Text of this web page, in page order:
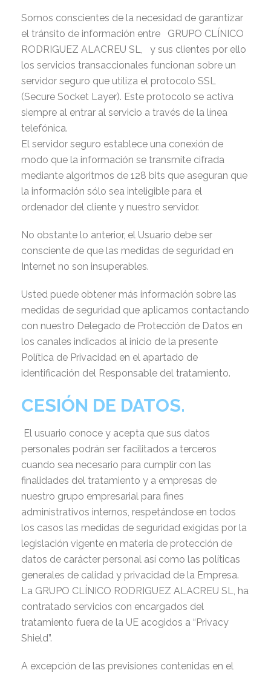
Somos conscientes de la necesidad de garantizar
el tránsito de información entre GRUPO CLÍNICO
RODRIGUEZ ALACREU SL, y sus clientes por ello
los servicios transaccionales funcionan sobre un
servidor seguro que utiliza el protocolo SSL
(Secure Socket Layer). Este protocolo se activa
siempre al entrar al servicio a través de la línea
telefónica.
El servidor seguro establece una conexión de
modo que la información se transmite cifrada
mediante algoritmos de 128 bits que aseguran que
la información sólo sea inteligible para el
ordenador del cliente y nuestro servidor.
No obstante lo anterior, el Usuario debe ser
consciente de que las medidas de seguridad en
Internet no son insuperables.
Usted puede obtener más información sobre las
medidas de seguridad que aplicamos contactando
con nuestro Delegado de Protección de Datos en
los canales indicados al inicio de la presente
Política de Privacidad en el apartado de
identificación del Responsable del tratamiento.
CESIÓN DE DATOS.
El usuario conoce y acepta que sus datos
personales podrán ser facilitados a terceros
cuando sea necesario para cumplir con las
finalidades del tratamiento y a empresas de
nuestro grupo empresarial para fines
administrativos internos, respetándose en todos
los casos las medidas de seguridad exigidas por la
legislación vigente en materia de protección de
datos de carácter personal así como las políticas
generales de calidad y privacidad de la Empresa.
La GRUPO CLÍNICO RODRIGUEZ ALACREU SL, ha
contratado servicios con encargados del
tratamiento fuera de la UE acogidos a “Privacy
Shield”.
A excepción de las previsiones contenidas en el